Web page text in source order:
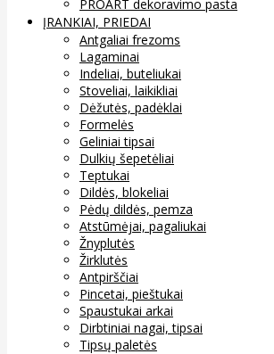
PROART dekoravimo pasta
ĮRANKIAI, PRIEDAI
Antgaliai frezoms
Lagaminai
Indeliai, buteliukai
Stoveliai, laikikliai
Dėžutės, padėklai
Formelės
Geliniai tipsai
Dulkių šepetėliai
Teptukai
Dildės, blokeliai
Pėdų dildės, pemza
Atstūmėjai, pagaliukai
Žnyplutės
Žirklutės
Antpirščiai
Pincetai, pieštukai
Spaustukai arkai
Dirbtiniai nagai, tipsai
Tipsų paletės